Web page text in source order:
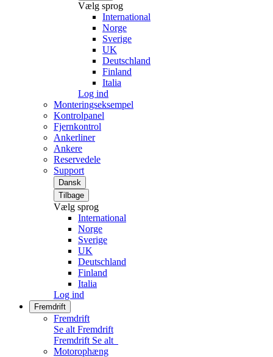
Vælg sprog
International
Norge
Sverige
UK
Deutschland
Finland
Italia
Log ind
Monteringseksempel
Kontrolpanel
Fjernkontrol
Ankerliner
Ankere
Reservedele
Support
Dansk
Tilbage
Vælg sprog
International
Norge
Sverige
UK
Deutschland
Finland
Italia
Log ind
Fremdrift
Fremdrift
Se alt Fremdrift
Fremdrift Se alt
Motorophæng